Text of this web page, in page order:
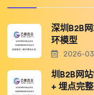
深圳B2B
环模型
2026-
圳B2B网
+ 埋点完整